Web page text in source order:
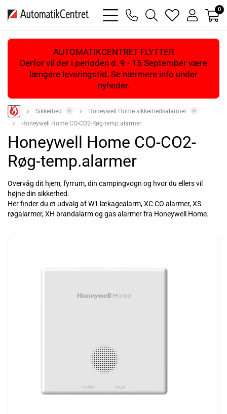
bars
light
phone
magnifying
glass
heart
light
user
light
0
AUTOMATIKCENTRET FLYTTER
Derfor vil der i perioden d. 9 - 15 September være
længere leveringstid. Se nærmere info under
nyheder.
Sikkerhed
Honeywell Home sikkerhedsalarmer
Honeywell Home CO-CO2-Røg-temp.alarmer
Honeywell Home CO-CO2-
Røg-temp.alarmer
Overvåg dit hjem, fyrrum, din campingvogn og hvor du ellers vil
højne din sikkerhed.
Her finder du et udvalg af W1 lækagealarm, XC CO alarmer, XS
røgalarmer, XH brandalarm og gas alarmer fra Honeywell Home.
Læs mere